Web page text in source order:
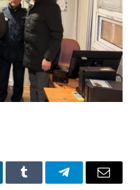
Tumblr TelegramEmail